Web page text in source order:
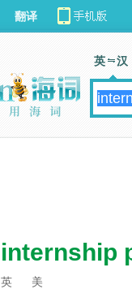
internship
英 美
翻译
英 汉